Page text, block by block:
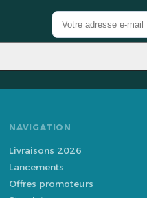
NAVIGATION
Livraisons 2026
Lancements
Offres promoteurs